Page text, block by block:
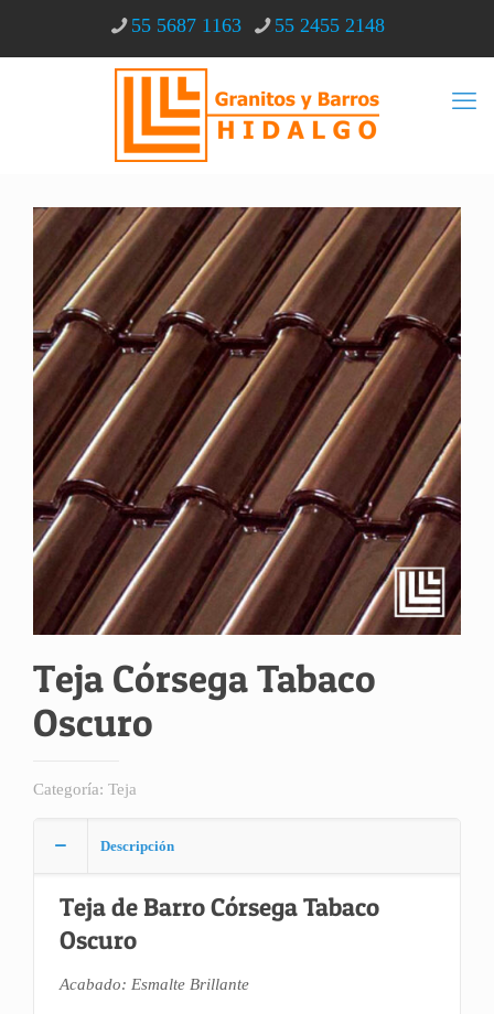
55 5687 1163 55 2455 2148
Teja Córsega Tabaco
Oscuro
Categoría: Teja
Descripción
Teja de Barro Córsega Tabaco
Oscuro
Acabado: Esmalte Brillante